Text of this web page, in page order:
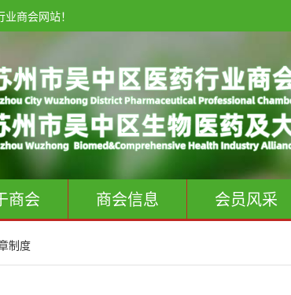
商会网站！
商会 商会信息 会员风采
制度